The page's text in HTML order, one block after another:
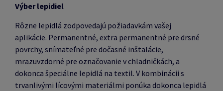
Výber lepidiel
Rôzne lepidlá zodpovedajú požiadavkám vašej
aplikácie. Permanentné, extra permanentné pre drsné
povrchy, snímateľné pre dočasné inštalácie,
mrazuvzdorné pre označovanie v chladničkách, a
dokonca špeciálne lepidlá na textil. V kombinácii s
trvanlivými lícovými materiálmi ponúka dokonca lepidlá